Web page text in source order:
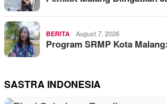
BERITA August 7, 2026
Program SRMP Kota
SASTRA INDONESIA